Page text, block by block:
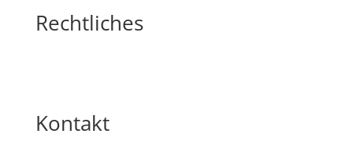
Rechtliches
Kontakt